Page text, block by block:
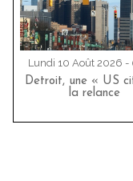
Lundi 10 Août 2026 -
Detroit, une « US
la relance